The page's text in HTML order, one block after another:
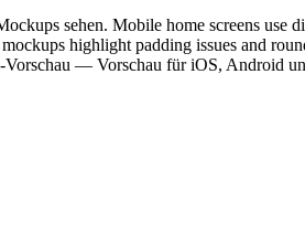
sehen. Mobile home screens
highlight padding issues and
Vorschau — Vorschau für iOS, Android